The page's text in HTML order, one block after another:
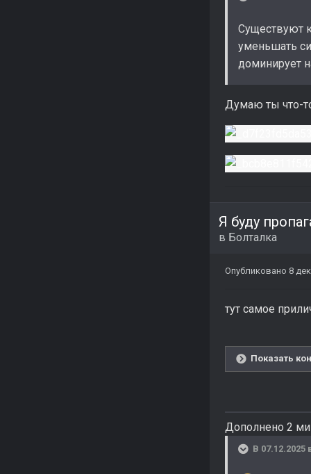
Существуют
уменьшать
доминирует
Думаю ты что-
Я буду
в Болталка
Опубликовано 8
тут самое
Показать
Дополнено 2
В 07.12.2025